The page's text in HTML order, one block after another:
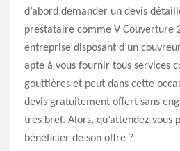
d’abord demander un devis
prestataire comme V Couverture
entreprise disposant d’un
apte à vous fournir tous services
gouttières et peut dans cette
devis gratuitement offert sans
très bref. Alors, qu’attendez-vous
bénéficier de son offre ?